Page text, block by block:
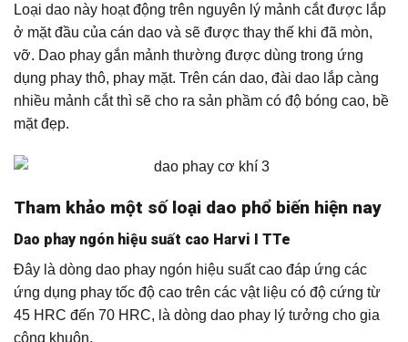
Loại dao này hoạt động trên nguyên lý mảnh cắt được lắp
ở mặt đầu của cán dao và sẽ được thay thế khi đã mòn,
vỡ. Dao phay gắn mảnh thường được dùng trong ứng
dụng phay thô, phay mặt. Trên cán dao, đài dao lắp càng
nhiều mảnh cắt thì sẽ cho ra sản phầm có độ bóng cao, bề
mặt đẹp.
Tham khảo một số loại dao phổ biến hiện nay
Dao phay ngón hiệu suất cao Harvi I TTe
Đây là dòng dao phay ngón hiệu suất cao đáp ứng các
ứng dụng phay tốc độ cao trên các vật liệu có độ cứng từ
45 HRC đến 70 HRC, là dòng dao phay lý tưởng cho gia
công khuôn.